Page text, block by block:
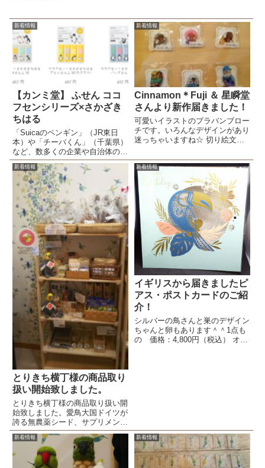
新着情報
【カンミ堂】 ふせん ココ
フセンシリーズ×さかざき
ちはる
「Suicaのペンギン」（JR東日
本）や「チーバくん」（千葉県）
など、数多くの企業や自治体のキ
ャラクターを手がける人気イラス
トレーター・坂崎千春さんとのコ
ラボレーション。
新着情報
Cinnamon＊Fuji ＆ 星瞬堂
さんより新作届きました！
可愛いイラストのプラバンブロー
チです。いろんなデザインがあり
迷っちゃいますね☆ 切り絵文鳥
置くと素敵ですね。
新着情報
とりきち横丁様の商品取り
扱い開始致しました。
とりきち横丁様の商品取り扱い開
始致しました。愛鳥大国ドイツが
誇る無農薬シード、サプリメン
ト、天然素材の鳥用品、珍しい鳥
の雑貨のお店です。日本では中々
手に入らない鳥さんのおもちゃや
おやつなどを主に販売致します。
新着情報
イギリスから届きましたピ
アス・ポストカードのご紹
介！
シルバーの鳥さんと巣のデザイン
ちゃんと卵もあります＾＾1点も
の 価格：4,800円（税込） オニ
新着情報 新着情報